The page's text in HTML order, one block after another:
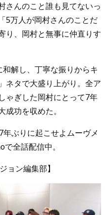
さんのこと誰も見てないっ
5万人が岡村さんのことだ
り、岡村と無事に仲直りす
解し、丁寧な振りからキ
ネタで大盛り上がり。全ア
ゃぎした岡村にとって7年
功を収めた。
年ぶりに起こせよムーヴメ
全話配信中。
ョン編集部】